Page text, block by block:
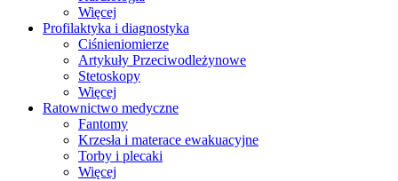
Więcej
Profilaktyka i diagnostyka
Ciśnieniomierze
Artykuły Przeciwodleżynowe
Stetoskopy
Więcej
Ratownictwo medyczne
Fantomy
Krzesła i materace ewakuacyjne
Torby i plecaki
Więcej